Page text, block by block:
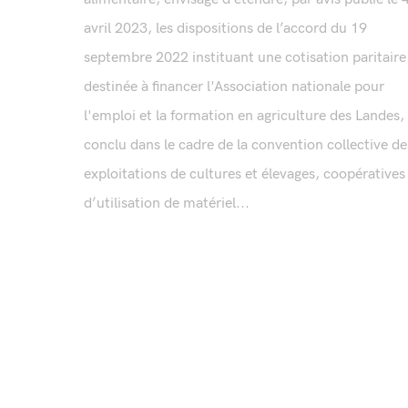
avril 2023, les dispositions de l’accord du 19
septembre 2022 instituant une cotisation paritaire
destinée à financer l'Association nationale pour
l'emploi et la formation en agriculture des Landes,
conclu dans le cadre de la convention collective
exploitations de cultures et élevages, coopératives
d’utilisation de matériel...